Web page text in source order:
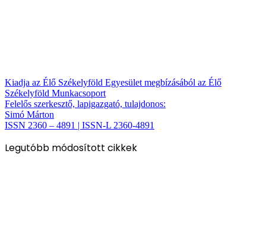
Kiadja az Élő Székelyföld Egyesület megbízásából az Élő
Székelyföld Munkacsoport
Felelős szerkesztő, lapigazgató, tulajdonos:
Simó Márton
ISSN 2360 – 4891 | ISSN-L 2360-4891
Legutóbb módosított cikkek